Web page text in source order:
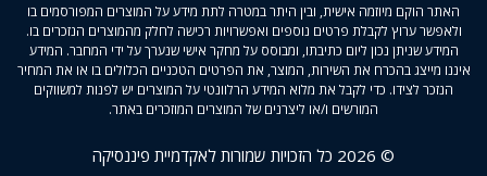
האתר הוקם מיוזמה אישית, ובין היתר במטרה לתת מידע על המוצרים המפורסמים בו
ולאפשר ערוץ לקבלת פרטים נוספים ואפשרויות רכישה לחלק מהמוצרים הנזכרים בו.
המידע שניתן נכון ליום כתיבתו, ומבוסס על מחקר אישי שנערך על ידי המחבר. המידע
איננו מייצג בהכרח את השירות, המוצר, את הפרטים הטכניים הכלולים בו או את המחיר
הנזכר לצידו. כדי לקבל את מלוא המידע הרלוונטי על המוצרים יש לפנות למשווקים
המורשים ו/או ליצרנים של המוצרים המוזכרים באתר.
© 2026 כל הזכויות שמורות לאקדמיית פיננסיקה